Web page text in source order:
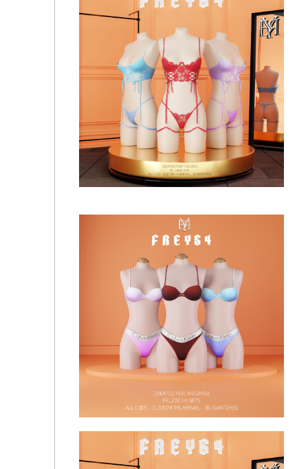
Lace Underwire Lingerie Set